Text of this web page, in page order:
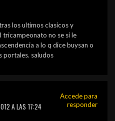
los ultimos clasicos y
no se si le
a lo q dice buysan o
portales. saludos
A LAS 17:24
Accede para
responder